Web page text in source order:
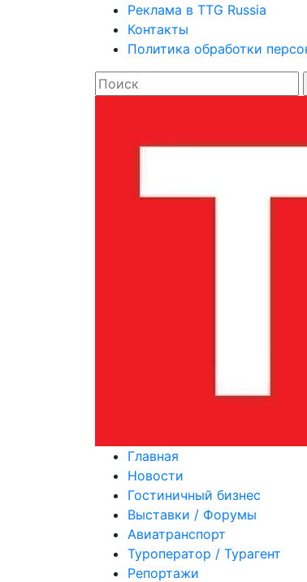
Реклама в TTG Russia
Контакты
Политика обработки
Главная
Новости
Гостиничный бизнес
Выставки / Форумы
Авиатранспорт
Туроператор / Турагент
Репортажи